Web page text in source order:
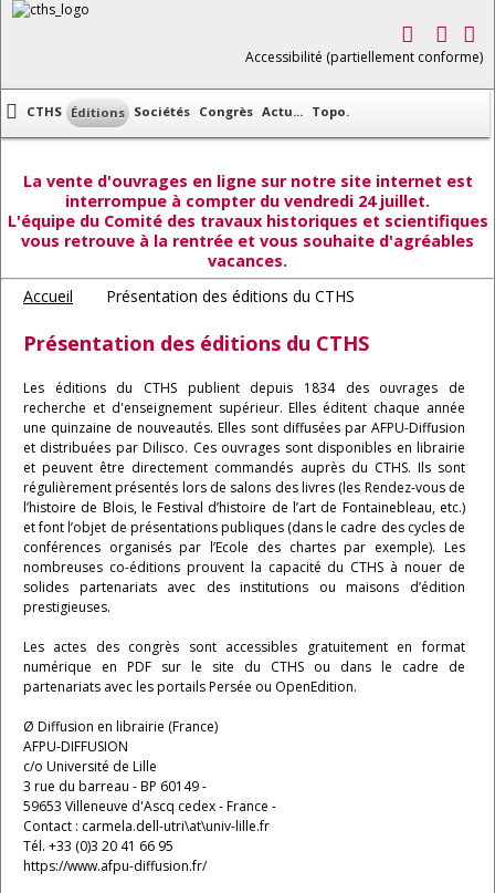
Accessibilité (partiellement conforme)
CTHS Éditions Sociétés Congrès Actu... Topo.
La vente d'ouvrages en ligne sur notre site internet est
interrompue à compter du vendredi 24 juillet.
L'équipe du Comité des travaux historiques et scientifiques
vous retrouve à la rentrée et vous souhaite d'agréables
vacances.
Accueil
Présentation des éditions du CTHS
Présentation des éditions du CTHS
Les éditions du CTHS publient depuis 1834 des ouvrages de
recherche et d'enseignement supérieur. Elles éditent chaque année
une quinzaine de nouveautés. Elles sont diffusées par AFPU-Diffusion
et distribuées par Dilisco. Ces ouvrages sont disponibles en librairie
et peuvent être directement commandés auprès du CTHS. Ils sont
régulièrement présentés lors de salons des livres (les Rendez-vous de
l’histoire de Blois, le Festival d’histoire de l’art de Fontainebleau, etc.)
et font l’objet de présentations publiques (dans le cadre des cycles de
conférences organisés par l’Ecole des chartes par exemple). Les
nombreuses co-éditions prouvent la capacité du CTHS à nouer de
solides partenariats avec des institutions ou maisons d’édition
prestigieuses.
Les actes des congrès sont accessibles gratuitement en format
numérique en PDF sur le site du CTHS ou dans le cadre de
partenariats avec les portails Persée ou OpenEdition.
Ø Diffusion en librairie (France)
AFPU-DIFFUSION
c/o Université de Lille
3 rue du barreau - BP 60149 -
59653 Villeneuve d'Ascq cedex - France -
Contact : carmela.dell-utri\at\univ-lille.fr
Tél. +33 (0)3 20 41 66 95
https://www.afpu-diffusion.fr/